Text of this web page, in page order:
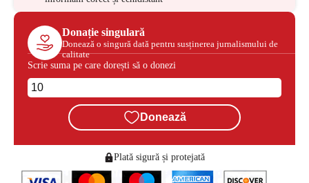
Donație singulară
Donează o singură dată pentru susținerea jurnalismului de
calitate
Scrie suma pe care dorești să o donezi
Donează
Plată sigură și protejată